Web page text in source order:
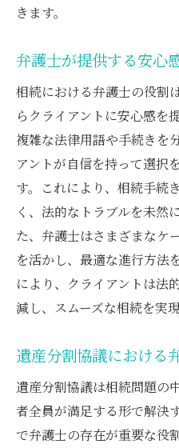
きます。
弁護士が提供する安心
相続における弁護士の役割
らクライアントに安心感を
複雑な法律用語や手続きを
アントが自信を持って選択
す。これにより、相続手続
く、法的なトラブルを未然
た、弁護士はさまざまなケ
を活かし、最適な進行方法
により、クライアントは法
減し、スムーズな相続を実
遺産分割協議における
遺産分割協議は相続問題の
者全員が満足する形で解決
で弁護士の存在が重要な役